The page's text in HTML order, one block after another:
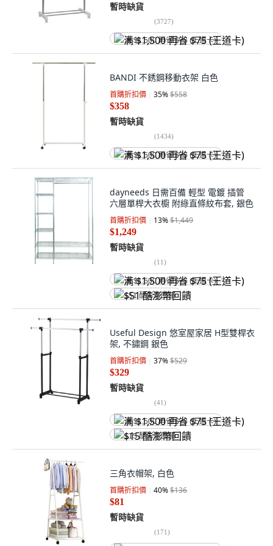
暫時缺貨
(3727)
满 $1,500 再省 $75 (王道卡)
BANDI 不銹鋼移動衣架 白色
首購折扣價 35%$558
$358
暫時缺貨
(1434)
满 $1,500 再省 $75 (王道卡)
dayneeds 日需百備 輕型 電鍍 插管
六層單桿大衣櫥 附綠直條紋布套, 銀色
首購折扣價 13%$1,449
$1,249
暫時缺貨
(11)
满 $1,500 再省 $75 (王道卡)
$51 酷澎幣回饋
Useful Design 悠室屋家居 H型雙桿衣
架, 不鏽鋼 銀色
首購折扣價 37%$529
$329
暫時缺貨
(41)
满 $1,500 再省 $75 (王道卡)
$15 酷澎幣回饋
三角衣帽架, 白色
首購折扣價 40%$136
$81
暫時缺貨
(171)